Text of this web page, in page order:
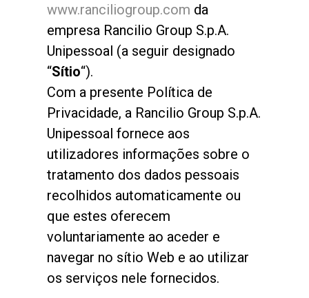
www.ranciliogroup.com da
empresa Rancilio Group S.p.A.
Unipessoal (a seguir designado
“Sítio“).
Com a presente Política de
Privacidade, a Rancilio Group S.p.A.
Unipessoal fornece aos
utilizadores informações sobre o
tratamento dos dados pessoais
recolhidos automaticamente ou
que estes oferecem
voluntariamente ao aceder e
navegar no sítio Web e ao utilizar
os serviços nele fornecidos.
Our brands
Group
Notícias
História
Nossos laboratórios